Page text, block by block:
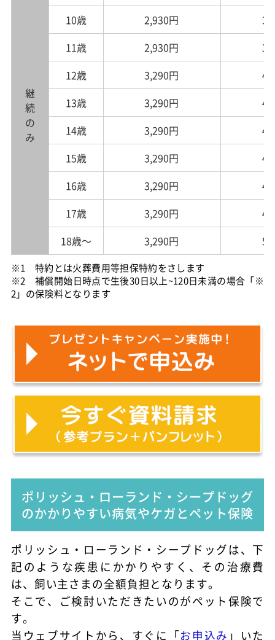
継続のみ
10歳
11歳
12歳
13歳
14歳
15歳
16歳
17歳
18歳～
2,930円
2,930円
3,290円
3,290円
3,290円
3,290円
3,290円
3,290円
3,290円
※1 特約とは火葬費用等担保特約をさします
※2 補償開始日時点で生後30日以上~120日未満の場合「※
2」の保険料となります
ポリッシュ・ローランド・シープドッグ
のかかりやすい病気やケガとペット保険
ポリッシュ・ローランド・シープドッグは、下
記のような疾患にかかりやすく、その治療費
は、飼い主さまの全額負担となります。
そこで、ご検討いただきたいのがペット保険で
す。
当ウェブサイトから、すぐに「お申込み 」いた